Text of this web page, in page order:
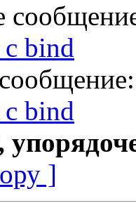
bind
bind
]